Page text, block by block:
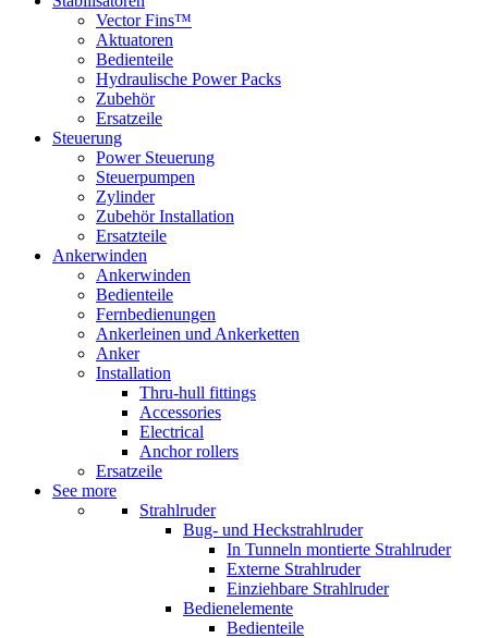
Vector Fins™
Aktuatoren
Bedienteile
Hydraulische Power Packs
Zubehör
Ersatzeile
Steuerung
Power Steuerung
Steuerpumpen
Zylinder
Zubehör Installation
Ersatzteile
Ankerwinden
Ankerwinden
Bedienteile
Fernbedienungen
Ankerleinen und Ankerketten
Anker
Installation
Thru-hull fittings
Accessories
Electrical
Anchor rollers
Ersatzeile
See more
Strahlruder
Bug- und Heckstrahlruder
In Tunneln montierte Strahlruder
Externe Strahlruder
Einziehbare Strahlruder
Bedienelemente
Bedienteile